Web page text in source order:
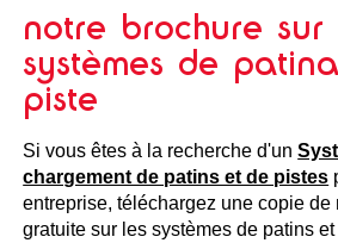
notre brochure sur
systèmes de
piste
Si vous êtes à la recherche d'un
chargement de patins et de pistes
entreprise, téléchargez une copie de
gratuite sur les systèmes de patins